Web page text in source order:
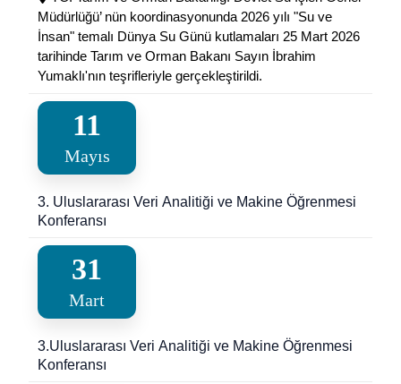
Müdürlüğü’ nün koordinasyonunda 2026 yılı "Su ve
İnsan" temalı Dünya Su Günü kutlamaları 25 Mart 2026
tarihinde Tarım ve Orman Bakanı Sayın İbrahim
Yumaklı'nın teşrifleriyle gerçekleştirildi.
11
Mayıs
3. Uluslararası Veri Analitiği ve Makine Öğrenmesi
Konferansı
31
Mart
3.Uluslararası Veri Analitiği ve Makine Öğrenmesi
Konferansı